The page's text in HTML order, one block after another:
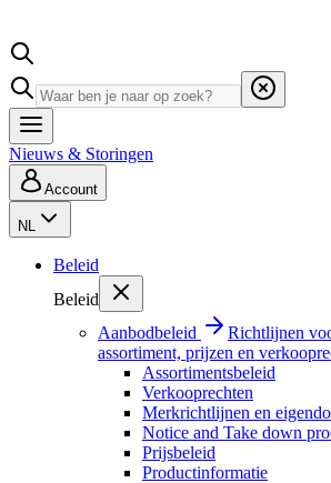
Nieuws & Storingen
Account
NL
Beleid
Beleid
Aanbodbeleid
Richtlijnen
assortiment, prijzen en
Assortimentsbeleid
Verkooprechten
Merkrichtlijnen en
Notice and Take down
Prijsbeleid
Productinformatie